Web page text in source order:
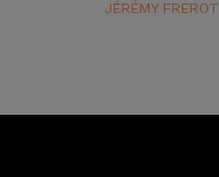
JÉRÉMY FREROT